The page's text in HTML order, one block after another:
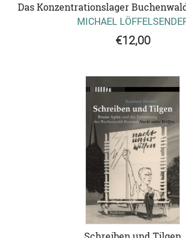
Das Konzentrationslager
MICHAEL
€12,00